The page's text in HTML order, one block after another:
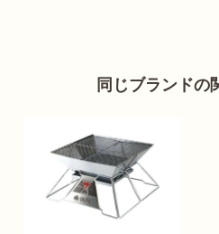
同じブランドの